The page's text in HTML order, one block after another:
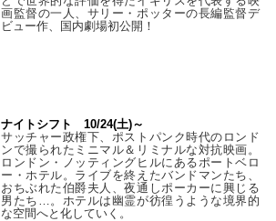
画監督の一人、サリー・ポッターの長編監督デ
ビュー作、国内劇場初公開！
ナイトシフト 10/24(土)～
サッチャー政権下、ポストパンク時代のロンド
ンで撮られたミニマル＆リミナルな対抗映画。
ロンドン・ノッティングヒルにあるポートベロ
ー・ホテル。ライブを終えたバンドマンたち、
おちぶれた伯爵夫人、夜通しポーカーに興じる
男たち…。ホテルは幽霊が彷徨うような境界的
な空間へと化していく。